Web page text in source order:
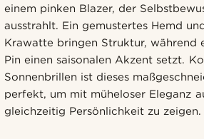
einem pinken Blazer, der
ausstrahlt. Ein gemustertes Hemd
Krawatte bringen Struktur, während
Pin einen saisonalen Akzent setzt.
Sonnenbrillen ist dieses
perfekt, um mit müheloser Eleganz
gleichzeitig Persönlichkeit zu zeigen.